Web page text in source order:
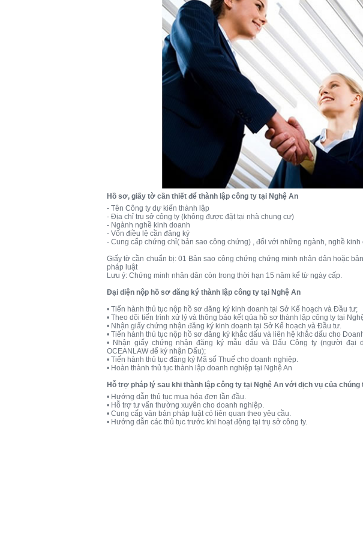
Hồ sơ, giấy tờ cần thiết để thành lập công ty tại Nghệ An
- Tên Công ty dự kiến thành lập
- Địa chỉ trụ sở công ty (không được đặt tại nhà chung cư)
- Ngành nghề kinh doanh
- Vốn điều lệ cần đăng ký
- Cung cấp chứng chỉ( bản sao công chứng) , đối với những ngành, nghề
Giấy tờ cần chuẩn bị: 01 Bản sao công chứng chứng minh nhân dân hoặc
pháp luật
Lưu ý: Chứng minh nhân dân còn trong thời hạn 15 năm kể từ ngày cấp.
Đại diện nộp hồ sơ đăng ký thành lập công ty tại Nghệ An
• Tiến hành thủ tục nộp hồ sơ đăng ký kinh doanh tại Sở Kế hoạch và Đầu tư;
• Theo dõi tiến trình xử lý và thông báo kết qủa hồ sơ thành lập công ty tại
• Nhận giấy chứng nhận đăng ký kinh doanh tại Sở Kế hoạch và Đầu tư.
• Tiến hành thủ tục nộp hồ sơ đăng ký khắc dấu và liên hệ khắc dấu cho
• Nhận giấy chứng nhận đăng ký mẫu dấu và Dấu Công ty (người đại
OCEANLAW để ký nhận Dấu);
• Tiến hành thủ tục đăng ký Mã số Thuế cho doanh nghiệp.
• Hoàn thành thủ tục thành lập doanh nghiệp tại Nghệ An
Hỗ trợ pháp lý sau khi thành lập công ty tại Nghệ An với dịch vụ của chúng
• Hướng dẫn thủ tục mua hóa đơn lần đầu.
• Hỗ trợ tư vấn thường xuyên cho doanh nghiệp.
• Cung cấp văn bản pháp luật có liên quan theo yêu cầu.
• Hướng dẫn các thủ tục trước khi hoạt động tại trụ sở công ty.